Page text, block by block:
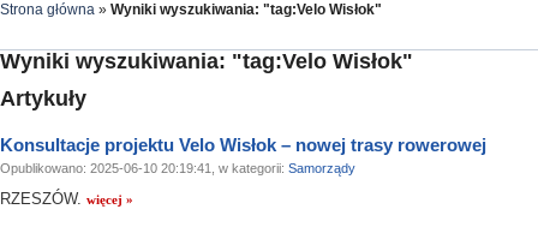
Strona główna » Wyniki wyszukiwania: "tag:Velo Wisłok"
Wyniki wyszukiwania: "tag:Velo Wisłok"
Artykuły
Konsultacje projektu Velo Wisłok – nowej trasy rowerowej
Opublikowano: 2025-06-10 20:19:41, w kategorii: Samorządy
RZESZÓW. więcej »